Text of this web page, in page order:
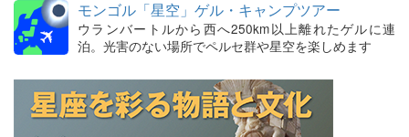
モンゴル「星空」ゲル・キャンプツアー
ウランバートルから西へ250km以上離れたゲルに連
泊。光害のない場所でペルセ群や星空を楽しめます